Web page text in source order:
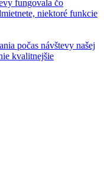
fungovala čo
niektoré funkcie
počas návštevy našej
kvalitnejšie